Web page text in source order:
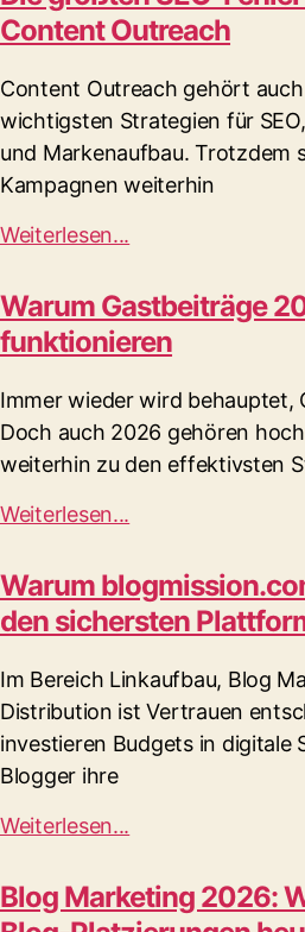
Content Outreach
Content Outreach gehört
wichtigsten Strategien für
und Markenaufbau. Trotzdem
Kampagnen weiterhin
Weiterlesen...
Warum Gastbeiträge
funktionieren
Immer wieder wird behauptet,
Doch auch 2026 gehören
weiterhin zu den effektivsten
Weiterlesen...
Warum
den sichersten
Im Bereich Linkaufbau, Blog
Distribution ist Vertrauen
investieren Budgets in digitale
Blogger ihre
Weiterlesen...
Blog Marketing 2026: